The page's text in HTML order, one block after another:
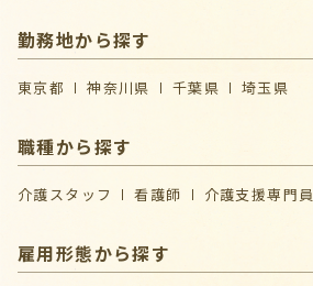
勤務地から探す
東京都 神奈川県 千葉県 埼玉県
職種から探す
介護スタッフ 看護師 介護支援専門員
雇用形態から探す